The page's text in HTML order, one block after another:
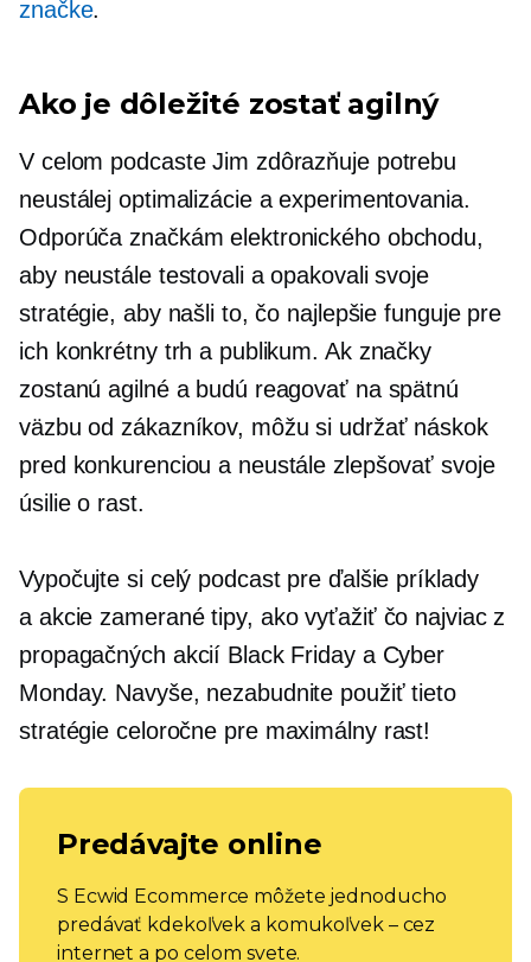
značke.
Ako je dôležité zostať agilný
V celom podcaste Jim zdôrazňuje potrebu
neustálej optimalizácie a experimentovania.
Odporúča značkám elektronického obchodu,
aby neustále testovali a opakovali svoje
stratégie, aby našli to, čo najlepšie funguje pre
ich konkrétny trh a publikum. Ak značky
zostanú agilné a budú reagovať na spätnú
väzbu od zákazníkov, môžu si udržať náskok
pred konkurenciou a neustále zlepšovať svoje
úsilie o rast.
Vypočujte si celý podcast pre ďalšie príklady
a akcie zameranétipy, ako vyťažiť čo najviac z
propagačných akcií Black Friday a Cyber ​​
Monday. Navyše, nezabudnite použiť tieto
stratégieceloročne pre maximálny rast!
Predávajte online
S Ecwid Ecommerce môžete jednoducho
predávať kdekoľvek a komukoľvek – cez
internet a po celom svete.